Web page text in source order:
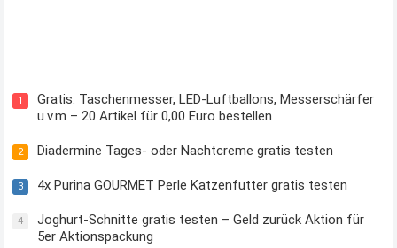
1
Gratis: Taschenmesser, LED-Luftballons, Messerschärfer
u.v.m – 20 Artikel für 0,00 Euro bestellen
2 Diadermine Tages- oder Nachtcreme gratis testen
3 4x Purina GOURMET Perle Katzenfutter gratis testen
4
Joghurt-Schnitte gratis testen – Geld zurück Aktion für
5er Aktionspackung